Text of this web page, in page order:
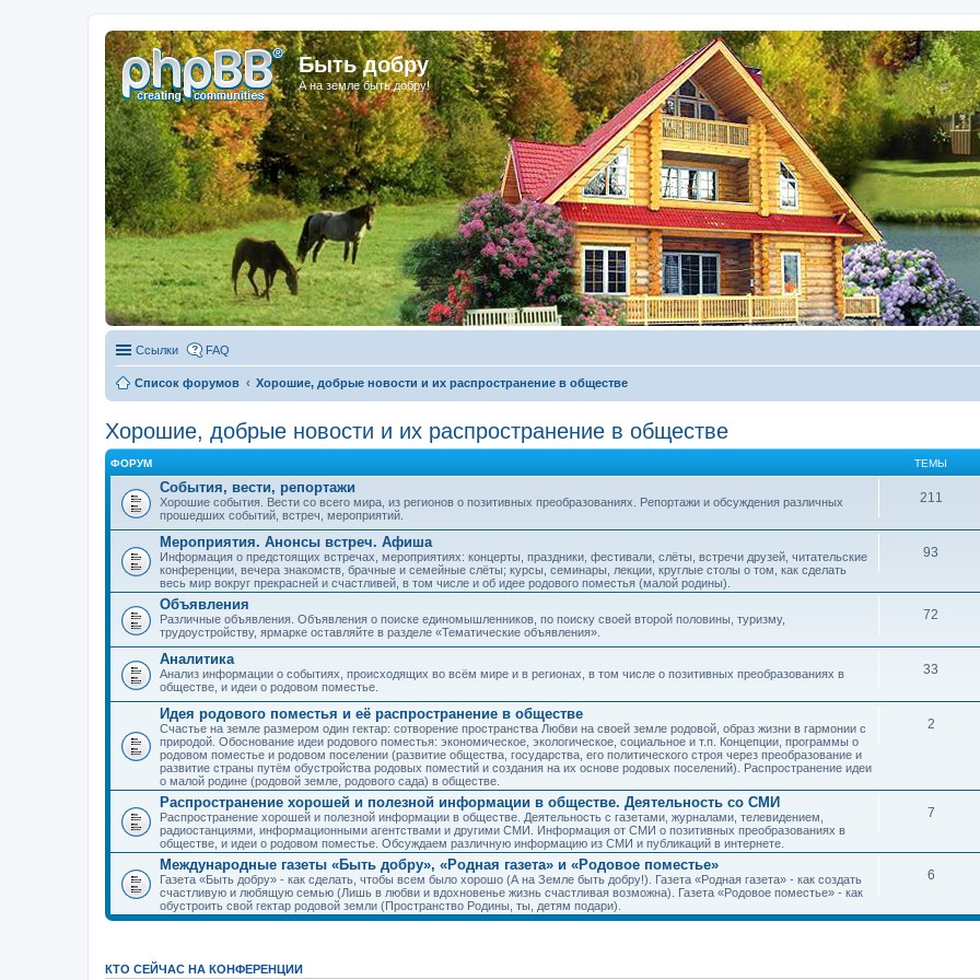
Быть добру
А на земле быть добру!
Ссылки FAQ
Список форумов Хорошие, добрые новости и их распространение в обществе
Хорошие, добрые новости и их распространение в обществе
ФОРУМ ТЕМЫ
События, вести, репортажи
Хорошие события. Вести со всего мира, из регионов о позитивных преобразованиях. Репортажи и обсуждения различных
прошедших событий, встреч, мероприятий.
211
Мероприятия. Анонсы встреч. Афиша
Информация о предстоящих встречах, мероприятиях: концерты, праздники, фестивали, слёты, встречи друзей, читательские
конференции, вечера знакомств, брачные и семейные слёты; курсы, семинары, лекции, круглые столы о том, как сделать
весь мир вокруг прекрасней и счастливей, в том числе и об идее родового поместья (малой родины).
93
Объявления
Различные объявления. Объявления о поиске единомышленников, по поиску своей второй половины, туризму,
трудоустройству, ярмарке оставляйте в разделе «Тематические объявления».
72
Аналитика
Анализ информации о событиях, происходящих во всём мире и в регионах, в том числе о позитивных преобразованиях в
обществе, и идеи о родовом поместье.
33
Идея родового поместья и её распространение в обществе
Счастье на земле размером один гектар: сотворение пространства Любви на своей земле родовой, образ жизни в гармонии с
природой. Обоснование идеи родового поместья: экономическое, экологическое, социальное и т.п. Концепции, программы о
родовом поместье и родовом поселении (развитие общества, государства, его политического строя через преобразование и
развитие страны путём обустройства родовых поместий и создания на их основе родовых поселений). Распространение идеи
о малой родине (родовой земле, родового сада) в обществе.
2
Распространение хорошей и полезной информации в обществе. Деятельность со СМИ
Распространение хорошей и полезной информации в обществе. Деятельность с газетами, журналами, телевидением,
радиостанциями, информационными агентствами и другими СМИ. Информация от СМИ о позитивных преобразованиях в
обществе, и идеи о родовом поместье. Обсуждаем различную информацию из СМИ и публикаций в интернете.
7
Международные газеты «Быть добру», «Родная газета» и «Родовое поместье»
Газета «Быть добру» - как сделать, чтобы всем было хорошо (А на Земле быть добру!). Газета «Родная газета» - как создать
счастливую и любящую семью (Лишь в любви и вдохновенье жизнь счастливая возможна). Газета «Родовое поместье» - как
обустроить свой гектар родовой земли (Пространство Родины, ты, детям подари).
6
КТО СЕЙЧАС НА КОНФЕРЕНЦИИ